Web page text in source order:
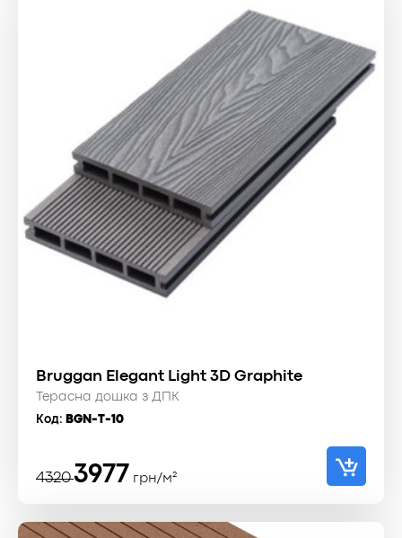
Bruggan Elegant Light 3D Graphite
Терасна дошка з ДПК
Код: BGN-T-10
4320
Оригінальна
4320 ₴.
3977
Поточна
3977 ₴.
грн/м²